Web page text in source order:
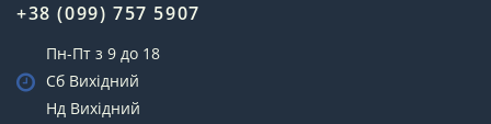
+38 (099) 757 5907
Пн-Пт з 9 до 18
Сб Вихідний
Нд Вихідний